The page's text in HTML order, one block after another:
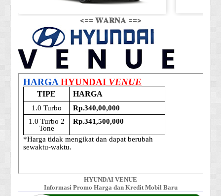
<== 𝐖𝐀𝐑𝐍𝐀 ==>
HYUNDAI VENUE
Informasi Promo Harga dan Kredit Mobil Baru